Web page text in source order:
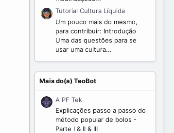
Tutorial Cultura Líquida
Um pouco mais do mesmo,
para contribuir: Introdução
Uma das questões para se
usar uma cultura...
Mais do(a) TeoBot
A PF Tek
Explicações passo a passo do
método popular de bolos -
Parte I & II & III